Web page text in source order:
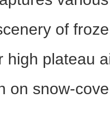
of
high plateau
on snow-